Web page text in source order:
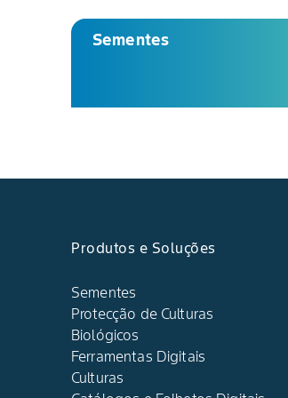
Sementes
Produtos e Soluções
Sementes
Protecção de Culturas
Biológicos
Ferramentas Digitais
Culturas